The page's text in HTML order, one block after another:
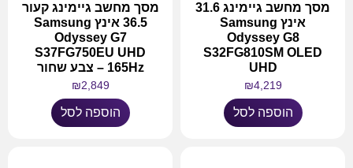
מסך מחשב גיימינג 31.6
אינץ Samsung
Odyssey G8
S32FG810SM OLED
UHD
₪4,219
הוספה לסל
מסך מחשב גיימינג קעור
36.5 אינץ Samsung
Odyssey G7
S37FG750EU UHD
165Hz – צבע שחור
₪2,849
הוספה לסל